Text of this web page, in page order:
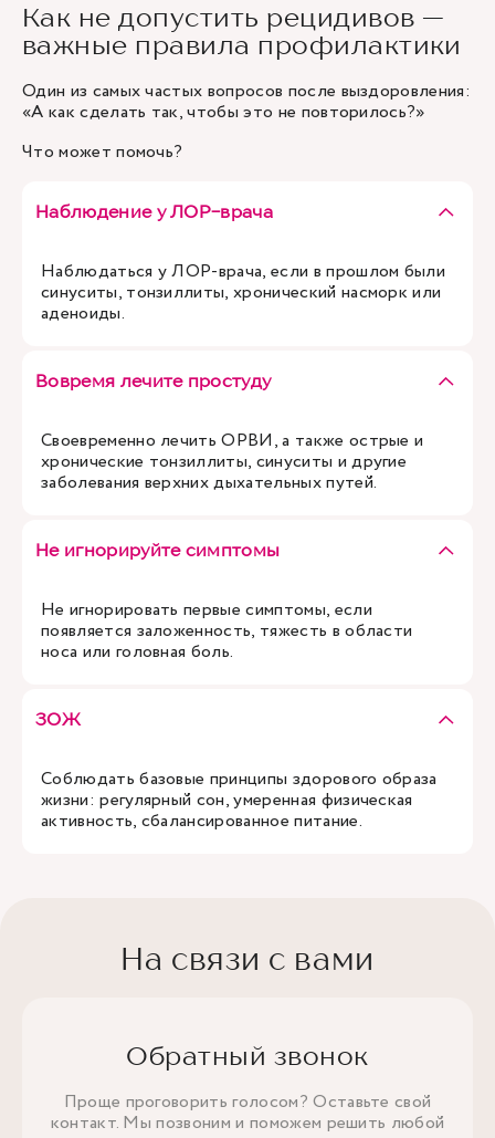
Как не допустить рецидивов —
важные правила профилактики
Один из самых частых вопросов после выздоровления:
«А как сделать так, чтобы это не повторилось?»
Что может помочь?
Наблюдение у ЛОР-врача
Наблюдаться у ЛОР-врача, если в прошлом были
синуситы, тонзиллиты, хронический насморк или
аденоиды.
Вовремя лечите простуду
Своевременно лечить ОРВИ, а также острые и
хронические тонзиллиты, синуситы и другие
заболевания верхних дыхательных путей.
Не игнорируйте симптомы
Не игнорировать первые симптомы, если
появляется заложенность, тяжесть в области
носа или головная боль.
ЗОЖ
Соблюдать базовые принципы здорового образа
жизни: регулярный сон, умеренная физическая
активность, сбалансированное питание.
На связи с вами
Обратный звонок
Проще проговорить голосом? Оставьте свой
контакт. Мы позвоним и поможем решить любой